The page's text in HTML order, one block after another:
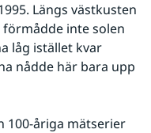
Längs västkusten
förmådde inte solen
låg istället kvar
nådde här bara upp